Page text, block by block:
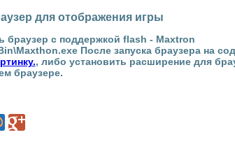
для отображения игры
браузер с поддержкой flash - Maxtron
После запуска браузера на
, либо установить расширение для
браузере.